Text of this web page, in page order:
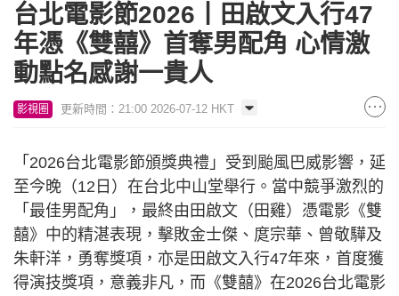
台北電影節2026丨田啟文入行47
年憑《雙囍》首奪男配角 心情激
動點名感謝一貴人
影視圈 更新時間：21:00 2026-07-12 HKT
「2026台北電影節頒獎典禮」受到颱風巴威影響，延
至今晚（12日）在台北中山堂舉行。當中競爭激烈的
「最佳男配角」，最終由田啟文（田雞）憑電影《雙
囍》中的精湛表現，擊敗金士傑、庹宗華、曾敬驊及
朱軒洋，勇奪獎項，亦是田啟文入行47年來，首度獲
得演技獎項，意義非凡，而《雙囍》在2026台北電影